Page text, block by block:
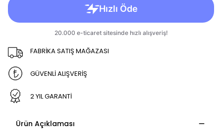
FABRİKA SATIŞ MAĞAZASI
GÜVENLİ ALIŞVERİŞ
2 YIL GARANTİ
Ürün Açıklaması